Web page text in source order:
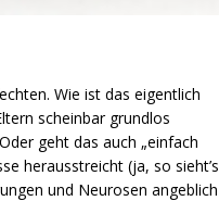
Wie ist das eigentlich
scheinbar grundlos
geht das auch „einfach
herausstreicht (ja, so sieht’s
und Neurosen angeblich